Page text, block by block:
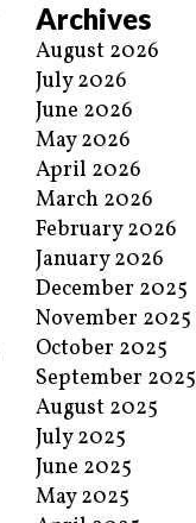
Archives
August 2026
July 2026
June 2026
May 2026
April 2026
March 2026
February 2026
January 2026
December 2025
November 2025
October 2025
September 2025
August 2025
July 2025
June 2025
May 2025